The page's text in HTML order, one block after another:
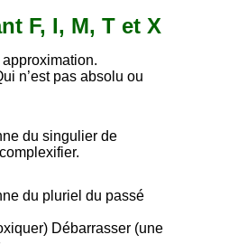
F, I, M, T et X
n’est pas absolu ou
du singulier de
du pluriel du passé
Débarrasser (une